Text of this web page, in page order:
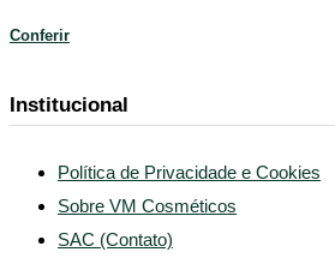
Conferir
Institucional
Política de Privacidade e Cookies
Sobre VM Cosméticos
SAC (Contato)